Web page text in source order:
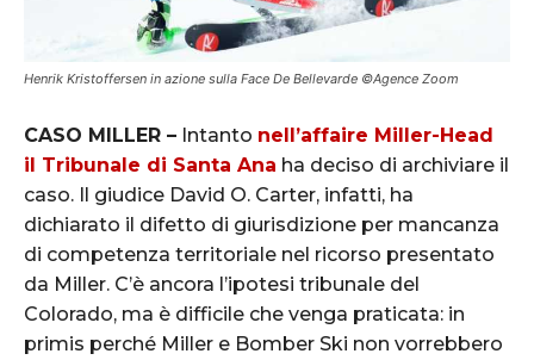
Henrik Kristoffersen in azione sulla Face De Bellevarde ©Agence Zoom
CASO MILLER – Intanto nell’affaire Miller-Head
il Tribunale di Santa Ana ha deciso di archiviare il
caso. Il giudice David O. Carter, infatti, ha
dichiarato il difetto di giurisdizione per mancanza
di competenza territoriale nel ricorso presentato
da Miller. C’è ancora l’ipotesi tribunale del
Colorado, ma è difficile che venga praticata: in
primis perché Miller e Bomber Ski non vorrebbero